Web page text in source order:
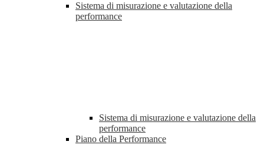
Sistema di misurazione e valutazione della
performance
Sistema di misurazione e valutazione della
performance
Piano della Performance